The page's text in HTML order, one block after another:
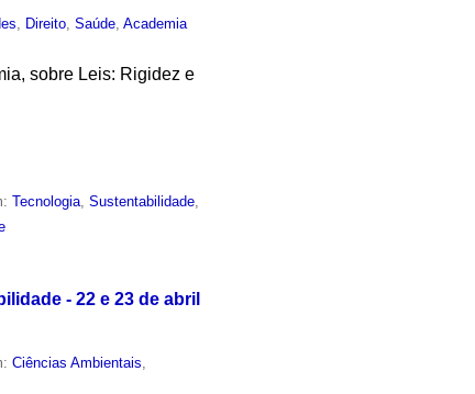
, Direito,Saúde,Academia
sobre Leis: Rigidez e
Tecnologia,Sustentabilidade,
- 22 e 23 de abril
Ciências Ambientais